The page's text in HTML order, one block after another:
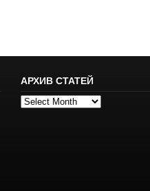
АРХИВ СТАТЕЙ
Архив